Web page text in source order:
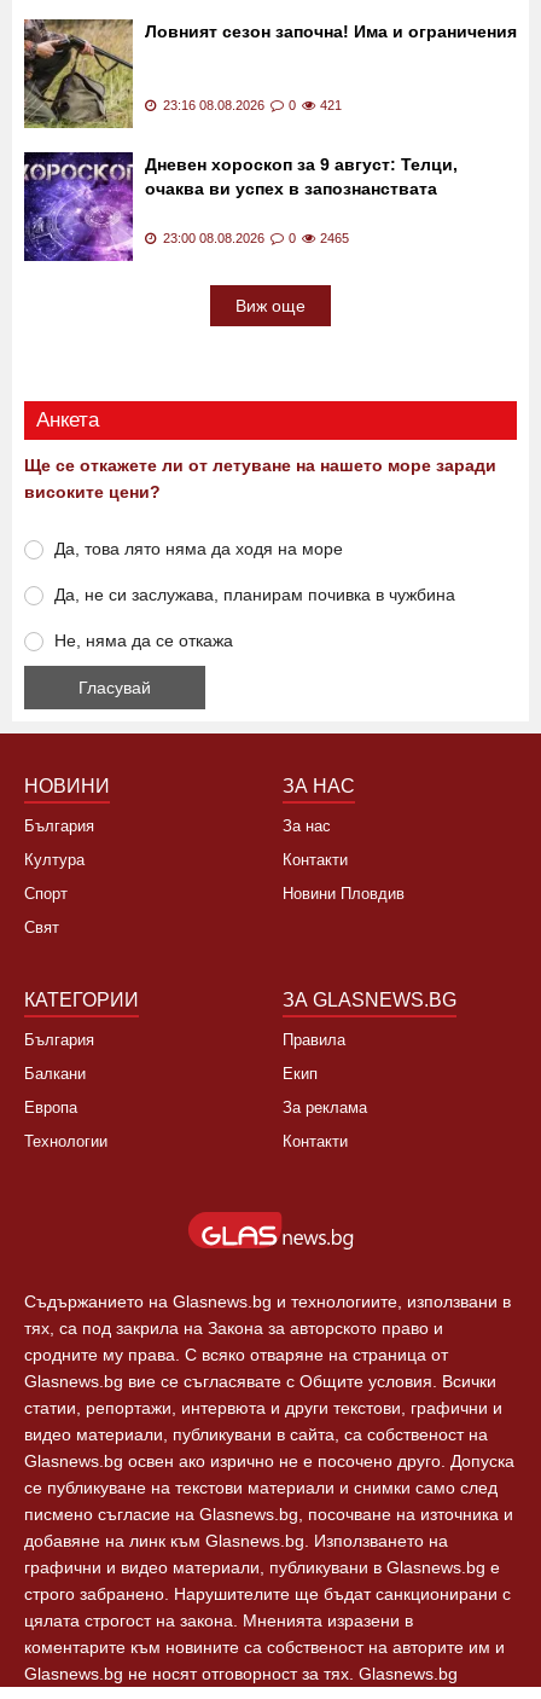
Ловният сезон започна! Има и ограничения
23:16 08.08.2026 0 421
Дневен хороскоп за 9 август: Телци,
очаква ви успех в запознанствата
23:00 08.08.2026 0 2465
Виж още
Анкета
Ще се откажете ли от летуване на нашето море заради
високите цени?
Да, това лято няма да ходя на море
Да, не си заслужава, планирам почивка в чужбина
Не, няма да се откажа
НОВИНИ
България
Култура
Спорт
Свят
ЗА НАС
За нас
Контакти
Новини Пловдив
КАТЕГОРИИ
България
Балкани
Европа
Технологии
ЗА GLASNEWS.BG
Правила
Екип
За реклама
Контакти
Съдържанието на Glasnews.bg и технологиите, използвани в
тях, са под закрила на Закона за авторското право и
сродните му права. С всяко отваряне на страница от
Glasnews.bg вие се съгласявате с Общите условия. Всички
статии, репортажи, интервюта и други текстови, графични и
видео материали, публикувани в сайта, са собственост на
Glasnews.bg освен ако изрично не е посочено друго. Допуска
се публикуване на текстови материали и снимки само след
писмено съгласие на Glasnews.bg, посочване на източника и
добавяне на линк към Glasnews.bg. Използването на
графични и видео материали, публикувани в Glasnews.bg е
строго забранено. Нарушителите ще бъдат санкционирани с
цялата строгост на закона. Мненията изразени в
коментарите към новините са собственост на авторите им и
Glasnews.bg не носят отговорност за тях. Glasnews.bg